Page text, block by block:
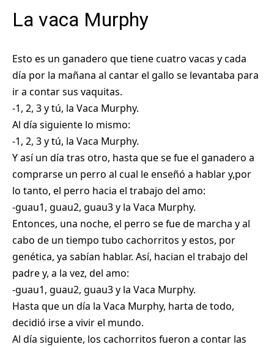
La vaca Murphy
Esto es un ganadero que tiene cuatro vacas y cada
día por la mañana al cantar el gallo se levantaba para
ir a contar sus vaquitas.
-1, 2, 3 y tú, la Vaca Murphy.
Al día siguiente lo mismo:
-1, 2, 3 y tú, la Vaca Murphy.
Y así un día tras otro, hasta que se fue el ganadero a
comprarse un perro al cual le enseñó a hablar y,por
lo tanto, el perro hacia el trabajo del amo:
-guau1, guau2, guau3 y la Vaca Murphy.
Entonces, una noche, el perro se fue de marcha y al
cabo de un tiempo tubo cachorritos y estos, por
genética, ya sabían hablar. Así, hacian el trabajo del
padre y, a la vez, del amo:
-guau1, guau2, guau3 y la Vaca Murphy.
Hasta que un día la Vaca Murphy, harta de todo,
decidió irse a vivir el mundo.
Al día siguiente, los cachorritos fueron a contar las